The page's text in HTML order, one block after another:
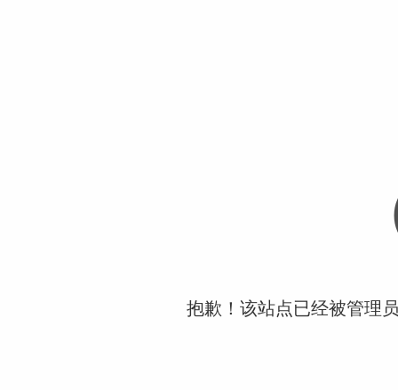
抱歉！该站点已经被管理